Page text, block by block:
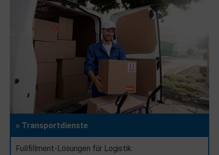
» Transportdienste
Fullfillment-Lösungen für Logistik.